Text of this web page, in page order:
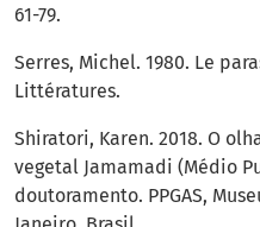
61-79.
Serres, Michel. 1980. Le
Littératures.
Shiratori, Karen. 2018. O
vegetal Jamamadi (Médio
doutoramento. PPGAS,